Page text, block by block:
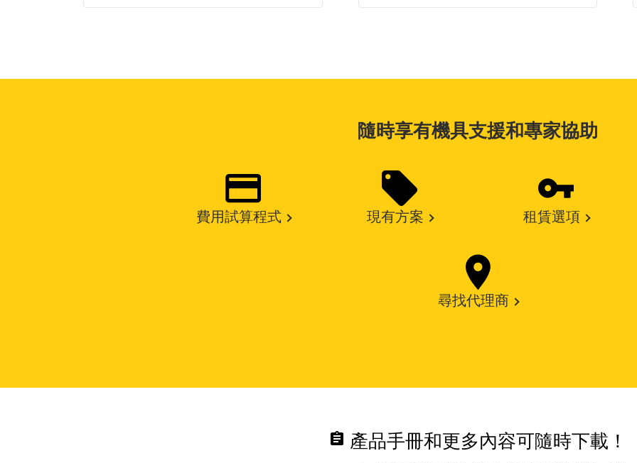
隨時享有機具支援和專家協助
費用試算程式 現有方案 租賃選項
尋找代理商
assignment 產品手冊和更多內容可隨時下載！